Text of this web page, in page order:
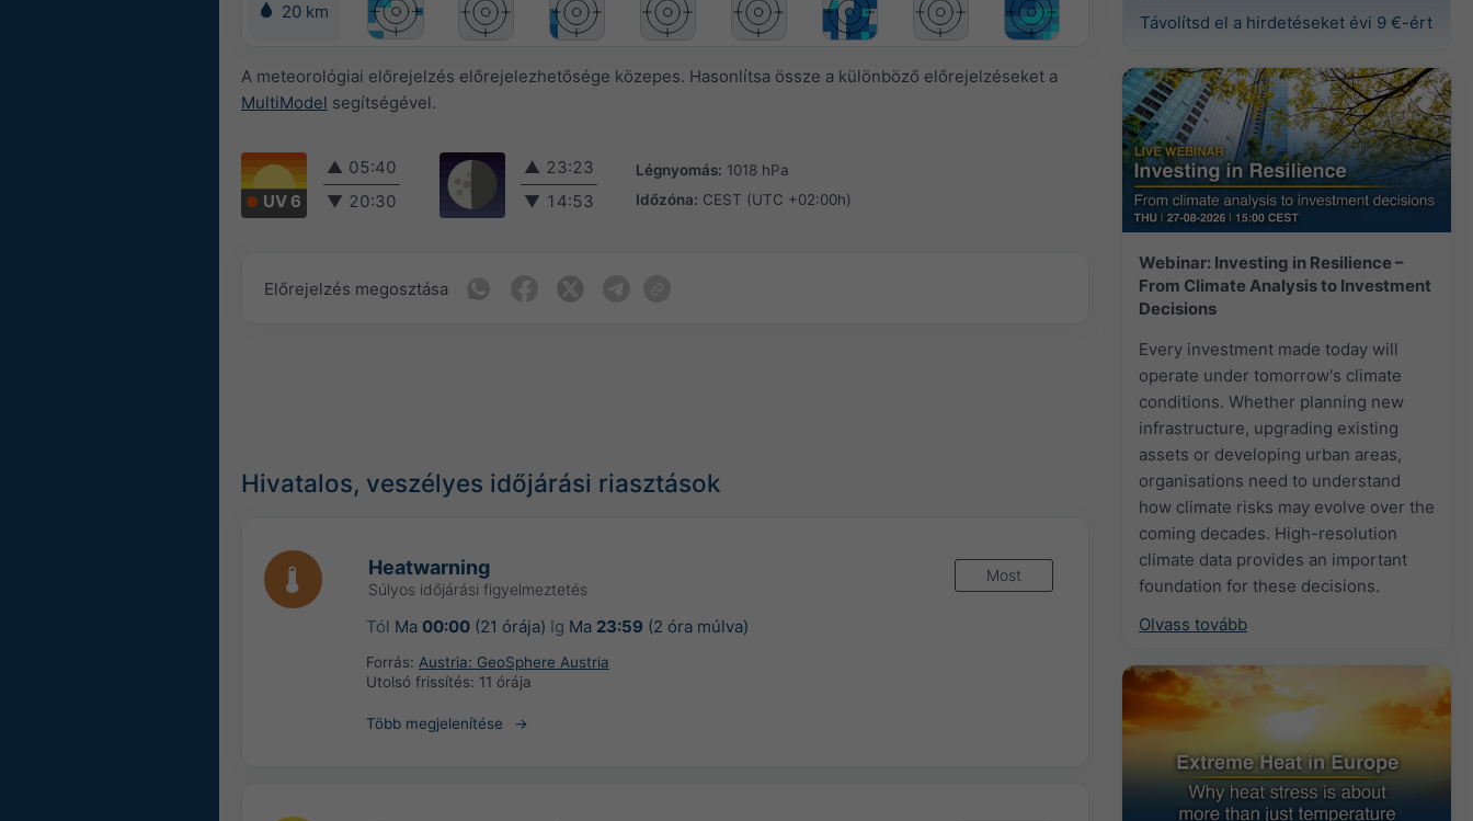
Távolítsd el a hirdetéseket évi 9 €-ért
Webinar: Investing in Resilience –
From Climate Analysis to Investment
Decisions
Every investment made today will
operate under tomorrow's climate
conditions. Whether planning new
infrastructure, upgrading existing
assets or developing urban areas,
organisations need to understand
how climate risks may evolve over the
coming decades. High-resolution
climate data provides an important
foundation for these decisions.
Olvass tovább
20 km
A meteorológiai előrejelzés előrejelezhetősége közepes. Hasonlítsa össze a különböző előrejelzéseket a
MultiModel segítségével.
UV 6
▲ 05:40
▼ 20:30
▲ 23:23
▼ 14:53
Légnyomás: 1018 hPa
Időzóna: CEST (UTC +02:00h)
Előrejelzés megosztása
Hivatalos, veszélyes időjárási riasztások
Heatwarning
Súlyos időjárási figyelmeztetés
Most
Tól Ma 00:00(21 órája) Ig Ma 23:59 (2 óra múlva)
Forrás: Austria: GeoSphere Austria
Utolsó frissítés: 11 órája
Több megjelenítése